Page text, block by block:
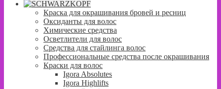
Краска для окрашивания бровей и ресниц
Оксиданты для волос
Химические средства
Осветлители для волос
Средства для стайлинга волос
Профессиональные средства после окрашивания
Краски для волос
Igora Absolutes
Igora Highlifts